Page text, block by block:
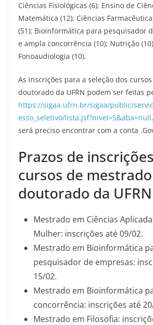
Ciências Fisiológicas (6); Ensino de
Matemática (12); Ciências
(51); Bioinformática para pesquisador
e ampla concorrência (10); Nutrição
Fonoaudiologia (10).
As inscrições para a seleção dos
doutorado da UFRN podem ser feitas
https://sigaa.ufrn.br/sigaa/public/
esso_seletivo/lista.jsf?nivel=S&aba=null
será preciso encontrar com a conta
Prazos de
cursos de
doutorado da UFRN
Mestrado em Ciências
Mulher: inscrições até 09/02.
Mestrado em Bioinformática
pesquisador de empresas:
15/02.
Mestrado em Bioinformática
concorrência: inscrições até
Mestrado em Filosofia: